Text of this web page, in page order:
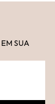
EM SUA